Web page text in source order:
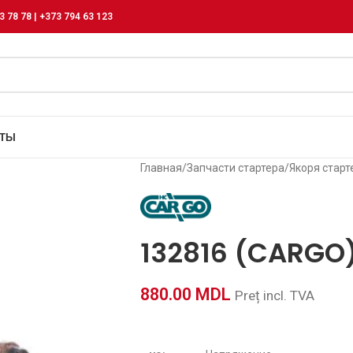
78 78 | +373 794 63 123
Главная/Запчасти стартера/Якоря
132816
880.00 MDL Preț incl. TVA